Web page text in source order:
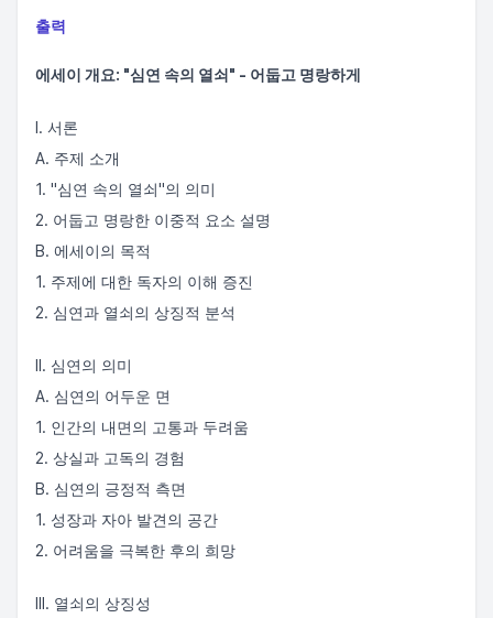
출력
에세이 개요: "심연 속의 열쇠" - 어둡고 명랑하게
I. 서론
A. 주제 소개
1. "심연 속의 열쇠"의 의미
2. 어둡고 명랑한 이중적 요소 설명
B. 에세이의 목적
1. 주제에 대한 독자의 이해 증진
2. 심연과 열쇠의 상징적 분석
II. 심연의 의미
A. 심연의 어두운 면
1. 인간의 내면의 고통과 두려움
2. 상실과 고독의 경험
B. 심연의 긍정적 측면
1. 성장과 자아 발견의 공간
2. 어려움을 극복한 후의 희망
III. 열쇠의 상징성